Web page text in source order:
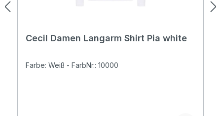
Cecil Damen Langarm Shirt Pia white
Farbe: Weiß - FarbNr.: 10000